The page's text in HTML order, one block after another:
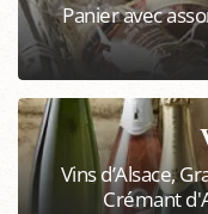
Panier avec
Vins d’Alsace,
Crémant